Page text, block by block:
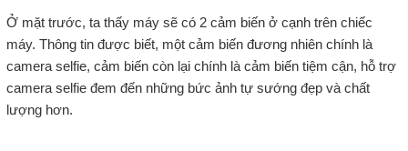
Ở mặt trước, ta thấy máy sẽ có 2 cảm biến ở cạnh trên chiếc
máy. Thông tin được biết, một cảm biến đương nhiên chính là
camera selfie, cảm biến còn lại chính là cảm biến tiệm cận, hỗ trợ
camera selfie đem đến những bức ảnh tự sướng đẹp và chất
lượng hơn.